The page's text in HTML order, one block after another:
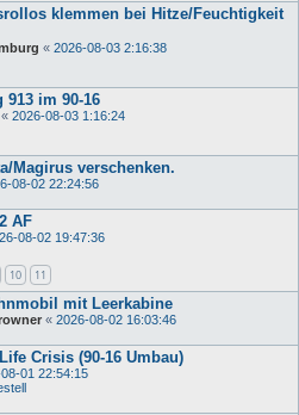
klemmen bei Hitze/Feuchtigkeit
« 2026-08-03 2:16:38
im 90-16
« 2026-08-03 1:16:24
Magirus verschenken.
08-02 22:24:56
AF
08-02 19:47:36
10 11
mit Leerkabine
« 2026-08-02 16:03:46
Crisis (90-16 Umbau)
01 22:54:15